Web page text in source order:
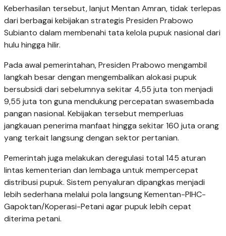
Keberhasilan tersebut, lanjut Mentan Amran, tidak terlepas
dari berbagai kebijakan strategis Presiden Prabowo
Subianto dalam membenahi tata kelola pupuk nasional dari
hulu hingga hilir.
Pada awal pemerintahan, Presiden Prabowo mengambil
langkah besar dengan mengembalikan alokasi pupuk
bersubsidi dari sebelumnya sekitar 4,55 juta ton menjadi
9,55 juta ton guna mendukung percepatan swasembada
pangan nasional. Kebijakan tersebut memperluas
jangkauan penerima manfaat hingga sekitar 160 juta orang
yang terkait langsung dengan sektor pertanian.
Pemerintah juga melakukan deregulasi total 145 aturan
lintas kementerian dan lembaga untuk mempercepat
distribusi pupuk. Sistem penyaluran dipangkas menjadi
lebih sederhana melalui pola langsung Kementan-PIHC-
Gapoktan/Koperasi-Petani agar pupuk lebih cepat
diterima petani.